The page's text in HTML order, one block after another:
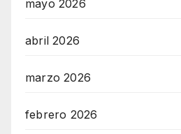
mayo 2026
abril 2026
marzo 2026
febrero 2026